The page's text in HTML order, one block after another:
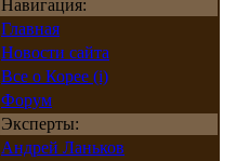
Навигация:
Главная
Новости сайта
Все о Корее (i)
Форум
Эксперты:
Андрей Ланьков